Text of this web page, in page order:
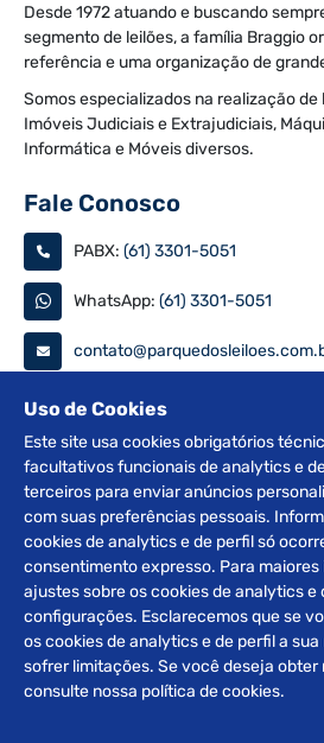
Desde 1972 atuando e buscando
segmento de leilões, a família Braggio
referência e uma organização de
Somos especializados na realização de
Imóveis Judiciais e Extrajudiciais,
Informática e Móveis diversos.
Fale Conosco
PABX: (61) 3301-5051
WhatsApp: (61) 3301-5051
Consulte seu documento
Siga nas redes
2012 © Copyright Parque dos
Uso de Cookies
Este site usa cookies obrigatórios
facultativos funcionais de analytics e
terceiros para enviar anúncios
com suas preferências pessoais.
cookies de analytics e de perfil só
consentimento expresso. Para
ajustes sobre os cookies de analytics e
configurações. Esclarecemos que se
os cookies de analytics e de perfil a
sofrer limitações. Se você deseja obter
consulte nossa política de cookies.